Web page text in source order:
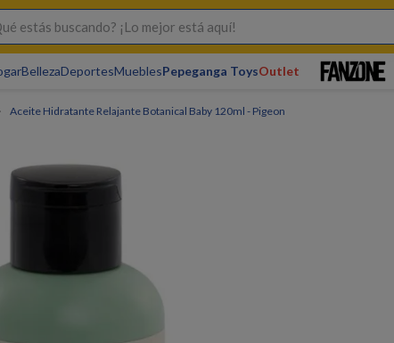
buscando? ¡Lo mejor está aquí!
BellezaDeportesMueblesPepeganga ToysOutlet
Aceite Hidratante Relajante Botanical Baby 120ml - Pigeon